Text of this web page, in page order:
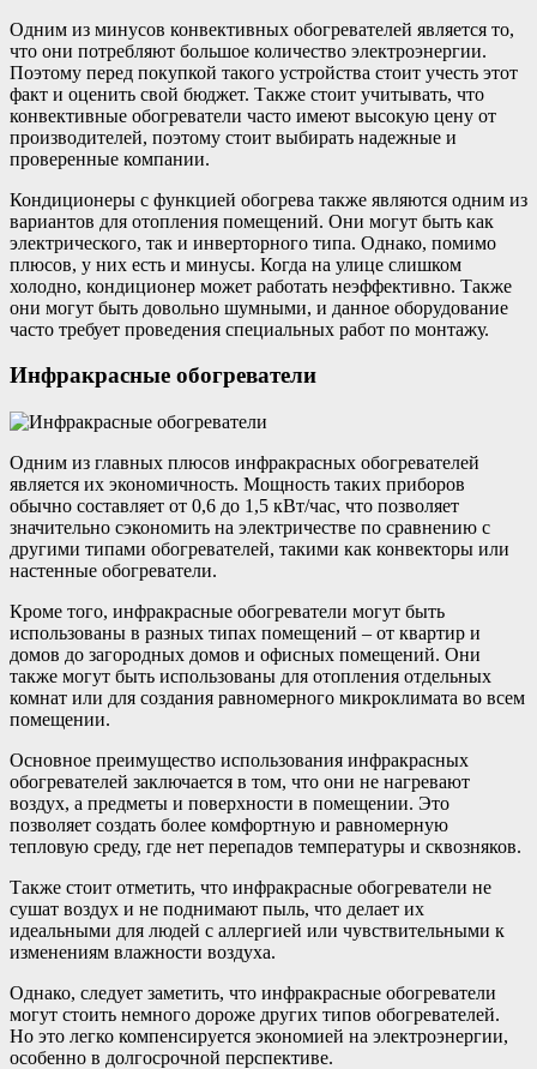
Одним из минусов конвективных обогревателей является то,
что они потребляют большое количество электроэнергии.
Поэтому перед покупкой такого устройства стоит учесть этот
факт и оценить свой бюджет. Также стоит учитывать, что
конвективные обогреватели часто имеют высокую цену от
производителей, поэтому стоит выбирать надежные и
проверенные компании.
Кондиционеры с функцией обогрева также являются одним из
вариантов для отопления помещений. Они могут быть как
электрического, так и инверторного типа. Однако, помимо
плюсов, у них есть и минусы. Когда на улице слишком
холодно, кондиционер может работать неэффективно. Также
они могут быть довольно шумными, и данное оборудование
часто требует проведения специальных работ по монтажу.
Инфракрасные обогреватели
Одним из главных плюсов инфракрасных обогревателей
является их экономичность. Мощность таких приборов
обычно составляет от 0,6 до 1,5 кВт/час, что позволяет
значительно сэкономить на электричестве по сравнению с
другими типами обогревателей, такими как конвекторы или
настенные обогреватели.
Кроме того, инфракрасные обогреватели могут быть
использованы в разных типах помещений – от квартир и
домов до загородных домов и офисных помещений. Они
также могут быть использованы для отопления отдельных
комнат или для создания равномерного микроклимата во всем
помещении.
Основное преимущество использования инфракрасных
обогревателей заключается в том, что они не нагревают
воздух, а предметы и поверхности в помещении. Это
позволяет создать более комфортную и равномерную
тепловую среду, где нет перепадов температуры и сквозняков.
Также стоит отметить, что инфракрасные обогреватели не
сушат воздух и не поднимают пыль, что делает их
идеальными для людей с аллергией или чувствительными к
изменениям влажности воздуха.
Однако, следует заметить, что инфракрасные обогреватели
могут стоить немного дороже других типов обогревателей.
Но это легко компенсируется экономией на электроэнергии,
особенно в долгосрочной перспективе.